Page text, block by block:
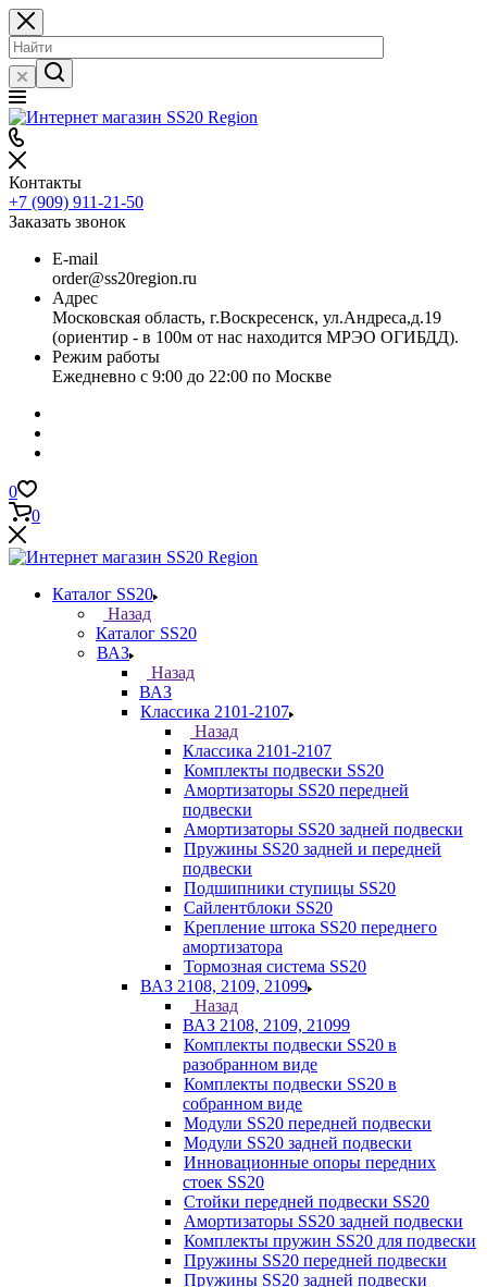
Контакты
+7 (909) 911-21-50
Заказать звонок
E-mail
order@ss20region.ru
Адрес
Московская область, г.Воскресенск, ул.Андреса,д.19
(ориентир - в 100м от нас находится МРЭО ОГИБДД).
Режим работы
Ежедневно с 9:00 до 22:00 по Москве
0
0
Каталог SS20
Назад
Каталог SS20
ВАЗ
Назад
ВАЗ
Классика 2101-2107
Назад
Классика 2101-2107
Комплекты подвески SS20
Амортизаторы SS20 передней
подвески
Амортизаторы SS20 задней подвески
Пружины SS20 задней и передней
подвески
Подшипники ступицы SS20
Сайлентблоки SS20
Крепление штока SS20 переднего
амортизатора
Тормозная система SS20
ВАЗ 2108, 2109, 21099
Назад
ВАЗ 2108, 2109, 21099
Комплекты подвески SS20 в
разобранном виде
Комплекты подвески SS20 в
собранном виде
Модули SS20 передней подвески
Модули SS20 задней подвески
Инновационные опоры передних
стоек SS20
Стойки передней подвески SS20
Амортизаторы SS20 задней подвески
Комплекты пружин SS20 для подвески
Пружины SS20 передней подвески
Пружины SS20 задней подвески